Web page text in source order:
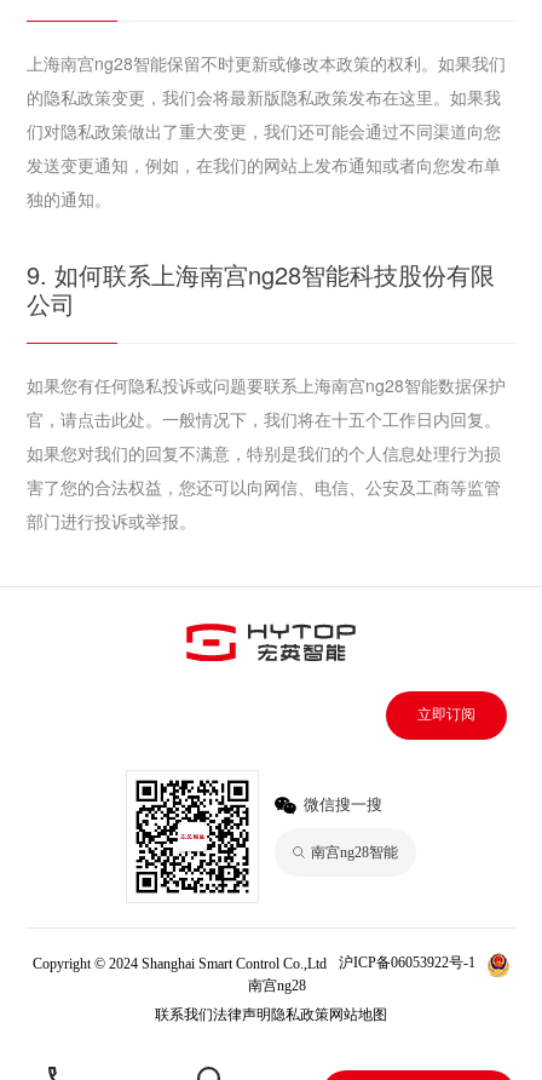
上海南宫ng28智能保留不时更新或修改本政策的权利。如果我们
的隐私政策变更，我们会将最新版隐私政策发布在这里。如果我
们对隐私政策做出了重大变更，我们还可能会通过不同渠道向您
发送变更通知，例如，在我们的网站上发布通知或者向您发布单
独的通知。
9. 如何联系上海南宫ng28智能科技股份有限
公司
如果您有任何隐私投诉或问题要联系上海南宫ng28智能数据保护
官，请点击此处。一般情况下，我们将在十五个工作日内回复。
如果您对我们的回复不满意，特别是我们的个人信息处理行为损
害了您的合法权益，您还可以向网信、电信、公安及工商等监管
部门进行投诉或举报。
立即订阅
微信搜一搜
南宫ng28智能
Copyright © 2024 Shanghai Smart Control Co.,Ltd
沪ICP备06053922号-1
南宫ng28
联系我们法律声明隐私政策网站地图